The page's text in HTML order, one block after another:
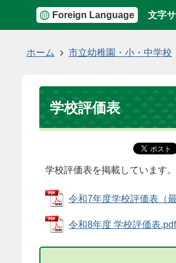
Foreign Language 文字
ホーム 市立幼稚園・小・中学校
学校評価表
学校評価表を掲載しています。
令和7年度学校評価表（
令和8年度 学校評価表